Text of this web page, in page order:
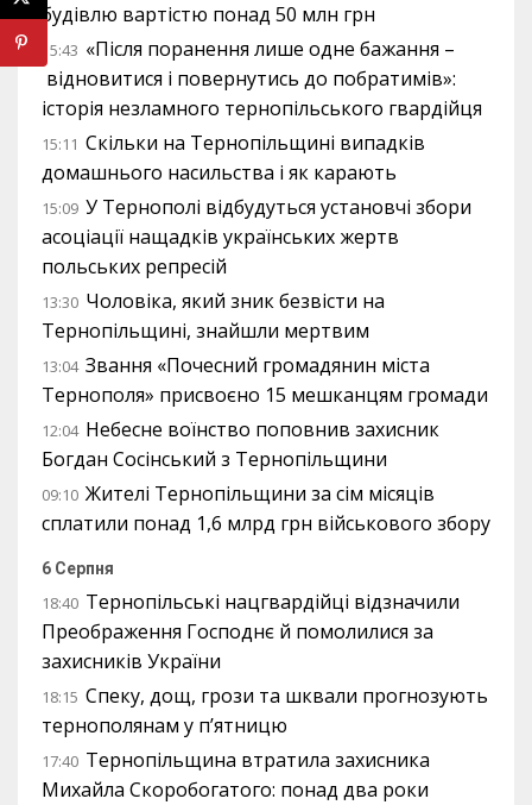
будівлю вартістю понад 50 млн грн
15:43 «Після поранення лише одне бажання –
відновитися і повернутись до побратимів»:
історія незламного тернопільського гвардійця
15:11 Скільки на Тернопільщині випадків
домашнього насильства і як карають
15:09 У Тернополі відбудуться установчі збори
асоціації нащадків українських жертв
польських репресій
13:30 Чоловіка, який зник безвісти на
Тернопільщині, знайшли мертвим
13:04 Звання «Почесний громадянин міста
Тернополя» присвоєно 15 мешканцям громади
12:04 Небесне воїнство поповнив захисник
Богдан Сосінський з Тернопільщини
09:10 Жителі Тернопільщини за сім місяців
сплатили понад 1,6 млрд грн військового збору
6 Серпня
18:40 Тернопільські нацгвардійці відзначили
Преображення Господнє й помолилися за
захисників України
18:15 Спеку, дощ, грози та шквали прогнозують
тернополянам у п’ятницю
17:40 Тернопільщина втратила захисника
Михайла Скоробогатого: понад два роки